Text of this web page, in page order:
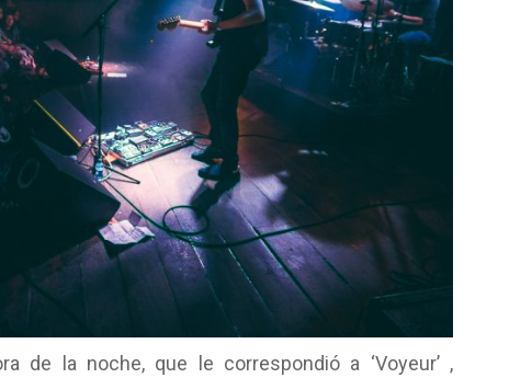
de la noche, que le correspondió a ‘Voyeur’ ,